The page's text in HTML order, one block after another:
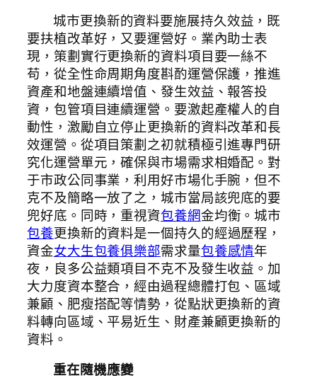
城市更換新的資料要施展持久效益，既
要扶植改革好，又要運營好。業內助士表
現，策劃實行更換新的資料項目要一絲不
苟，從全性命周期角度斟酌運營保護，推進
資產和地盤連續增值、發生效益、報答投
資，包管項目連續運營。要激起產權人的自
動性，激勵自立停止更換新的資料改革和長
效運營。從項目策劃之初就積極引進專門研
究化運營單元，確保與市場需求相婚配。對
于市政公同事業，利用好市場化手腕，但不
克不及簡略一放了之，城市當局該兜底的要
兜好底。同時，重視資包養網金均衡。城市
包養更換新的資料是一個持久的經過歷程，
資金女大生包養俱樂部需求量包養感情年
夜，良多公益類項目不克不及發生收益。加
大力度資本整合，經由過程總體打包、區域
兼顧、肥瘦搭配等情勢，從點狀更換新的資
料轉向區域、平易近生、財產兼顧更換新的
資料。
重在隨機應變